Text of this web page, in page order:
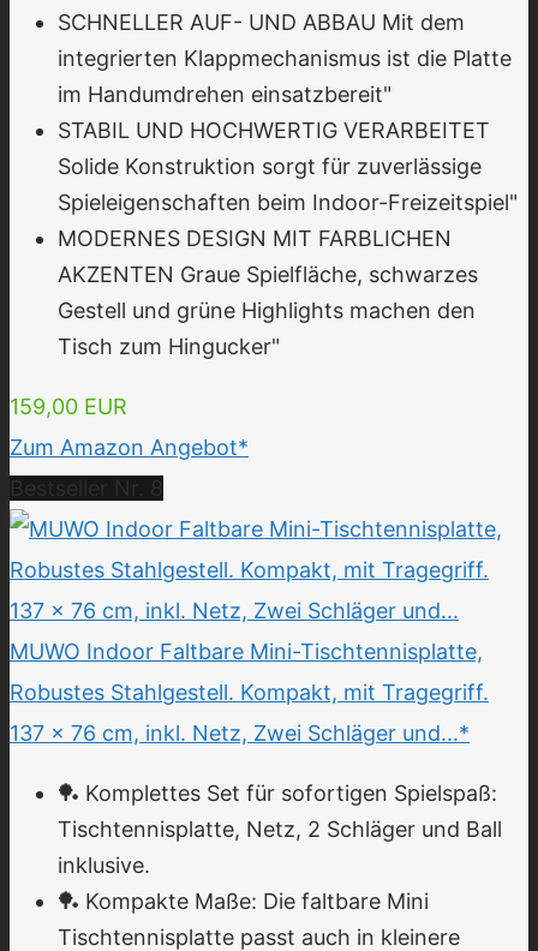
SCHNELLER AUF- UND ABBAU Mit dem
integrierten Klappmechanismus ist die Platte
im Handumdrehen einsatzbereit"
STABIL UND HOCHWERTIG VERARBEITET
Solide Konstruktion sorgt für zuverlässige
Spieleigenschaften beim Indoor-Freizeitspiel"
MODERNES DESIGN MIT FARBLICHEN
AKZENTEN Graue Spielfläche, schwarzes
Gestell und grüne Highlights machen den
Tisch zum Hingucker"
159,00 EUR
Zum Amazon Angebot*
MUWO Indoor Faltbare Mini-Tischtennisplatte,
Robustes Stahlgestell. Kompakt, mit Tragegriff.
137 × 76 cm, inkl. Netz, Zwei Schläger und...*
🏓 Komplettes Set für sofortigen Spielspaß:
Tischtennisplatte, Netz, 2 Schläger und Ball
inklusive.
🏓 Kompakte Maße: Die faltbare Mini
Tischtennisplatte passt auch in kleinere